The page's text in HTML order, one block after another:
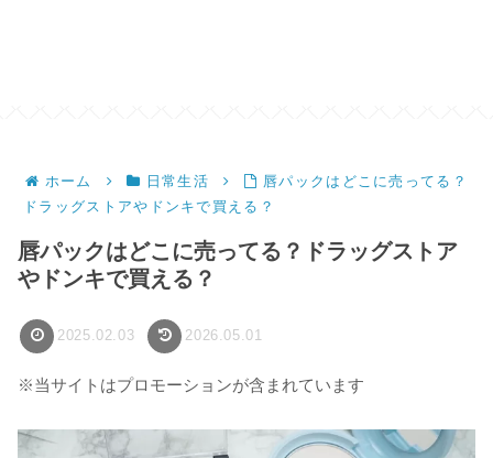
ホーム 日常生活
唇パックはどこに売ってる？
ドラッグストアやドンキで買える？
唇パックはどこに売ってる？ドラッグストア
やドンキで買える？
2025.02.03 2026.05.01
※当サイトはプロモーションが含まれています